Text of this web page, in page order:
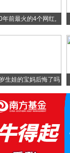
年前最火的4个网红,
生娃的宝妈后悔了吗